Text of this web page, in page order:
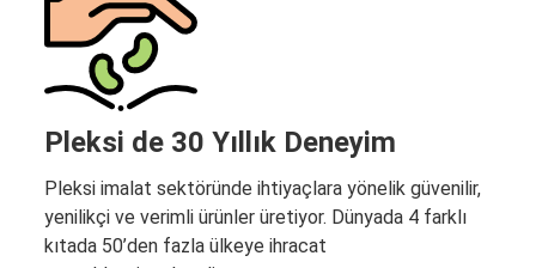
Pleksi de 30 Yıllık Deneyim
Pleksi imalat sektöründe ihtiyaçlara yönelik güvenilir,
yenilikçi ve verimli ürünler üretiyor. Dünyada 4 farklı
kıtada 50’den fazla ülkeye ihracat